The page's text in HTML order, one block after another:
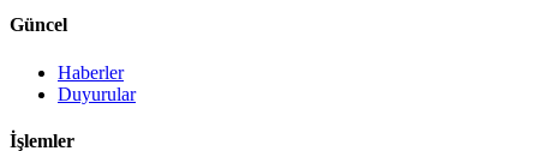
Güncel
Haberler
Duyurular
İşlemler